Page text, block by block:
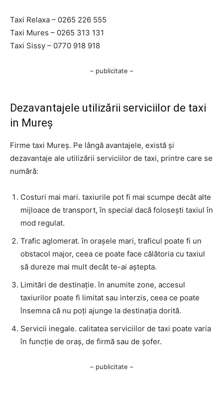
Taxi Relaxa – 0265 226 555
Taxi Mures – 0265 313 131
Taxi Sissy – 0770 918 918
– publicitate –
Dezavantajele utilizării serviciilor de taxi
in Mureș
Firme taxi Mureș. Pe lângă avantajele, există și
dezavantaje ale utilizării serviciilor de taxi, printre care se
numără:
Costuri mai mari. taxiurile pot fi mai scumpe decât alte
mijloace de transport, în special dacă folosești taxiul în
mod regulat.
Trafic aglomerat. în orașele mari, traficul poate fi un
obstacol major, ceea ce poate face călătoria cu taxiul
să dureze mai mult decât te-ai aștepta.
Limitări de destinație. în anumite zone, accesul
taxiurilor poate fi limitat sau interzis, ceea ce poate
însemna că nu poți ajunge la destinația dorită.
Servicii inegale. calitatea serviciilor de taxi poate varia
în funcție de oraș, de firmă sau de șofer.
– publicitate –